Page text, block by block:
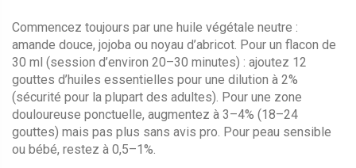
Commencez toujours par une huile végétale neutre :
amande douce, jojoba ou noyau d’abricot. Pour un flacon de
30 ml (session d’environ 20–30 minutes) : ajoutez 12
gouttes d’huiles essentielles pour une dilution à 2%
(sécurité pour la plupart des adultes). Pour une zone
douloureuse ponctuelle, augmentez à 3–4% (18–24
gouttes) mais pas plus sans avis pro. Pour peau sensible
ou bébé, restez à 0,5–1%.